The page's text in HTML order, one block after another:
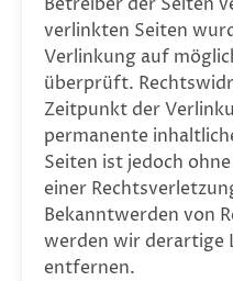
verlinkten Seiten
Verlinkung auf
überprüft.
Zeitpunkt der
permanente
Seiten ist jedoch
einer
Bekanntwerden von
werden wir derartige
entfernen.